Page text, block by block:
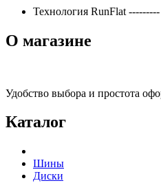
Технология RunFlat ---------
О магазине
Удобство выбора и простота
Каталог
Шины
Диски